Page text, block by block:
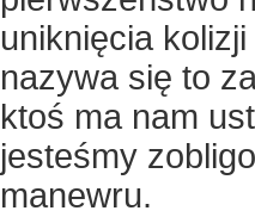
uniknięcia
nazywa się to
ktoś ma nam
jesteśmy
manewru.